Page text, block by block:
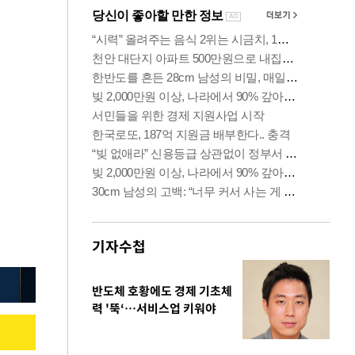
기자수첩
반도체 호황에도 경제 기초체
력 '뚝‘…서비스업 키워야